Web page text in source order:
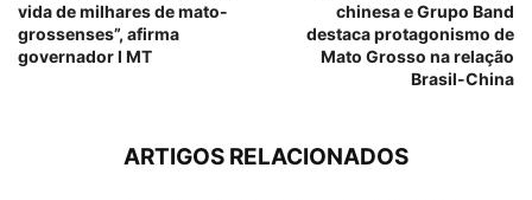
vida de milhares de mato-
grossenses”, afirma
governador I MT
chinesa e Grupo Band
destaca protagonismo de
Mato Grosso na relação
Brasil-China
ARTIGOS RELACIONADOS